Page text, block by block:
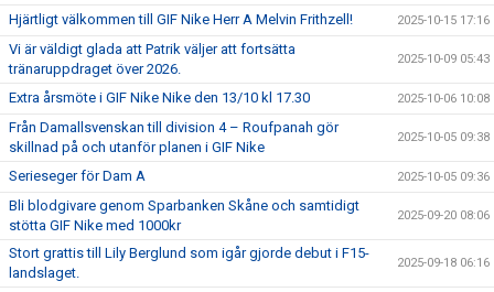
Hjärtligt välkommen till GIF Nike Herr A Melvin Frithzell! 2025-10-15 17:16
Vi är väldigt glada att Patrik väljer att fortsätta
tränaruppdraget över 2026.
2025-10-09 05:43
Extra årsmöte i GIF Nike Nike den 13/10 kl 17.30 2025-10-06 10:08
Från Damallsvenskan till division 4 – Roufpanah gör
skillnad på och utanför planen i GIF Nike
2025-10-05 09:38
Serieseger för Dam A 2025-10-05 09:36
Bli blodgivare genom Sparbanken Skåne och samtidigt
stötta GIF Nike med 1000kr
2025-09-20 08:06
Stort grattis till Lily Berglund som igår gjorde debut i F15-
landslaget.
2025-09-18 06:16